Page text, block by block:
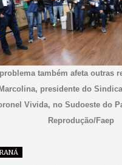
também afeta outras
Marcolina, presidente do
Vivida, no Sudoeste do
Reprodução/Faep